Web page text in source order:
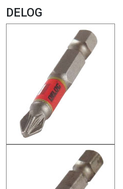
DELOG